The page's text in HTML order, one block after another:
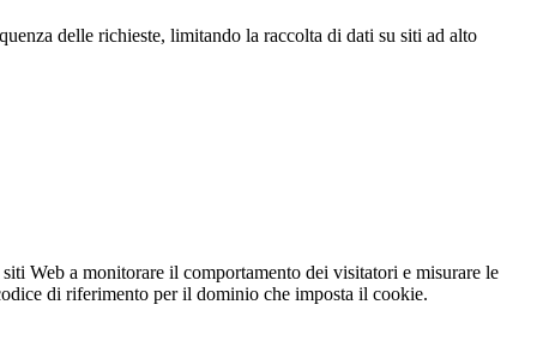
delle richieste, limitando la raccolta di dati su siti ad alto
Web a monitorare il comportamento dei visitatori e misurare le
di riferimento per il dominio che imposta il cookie.